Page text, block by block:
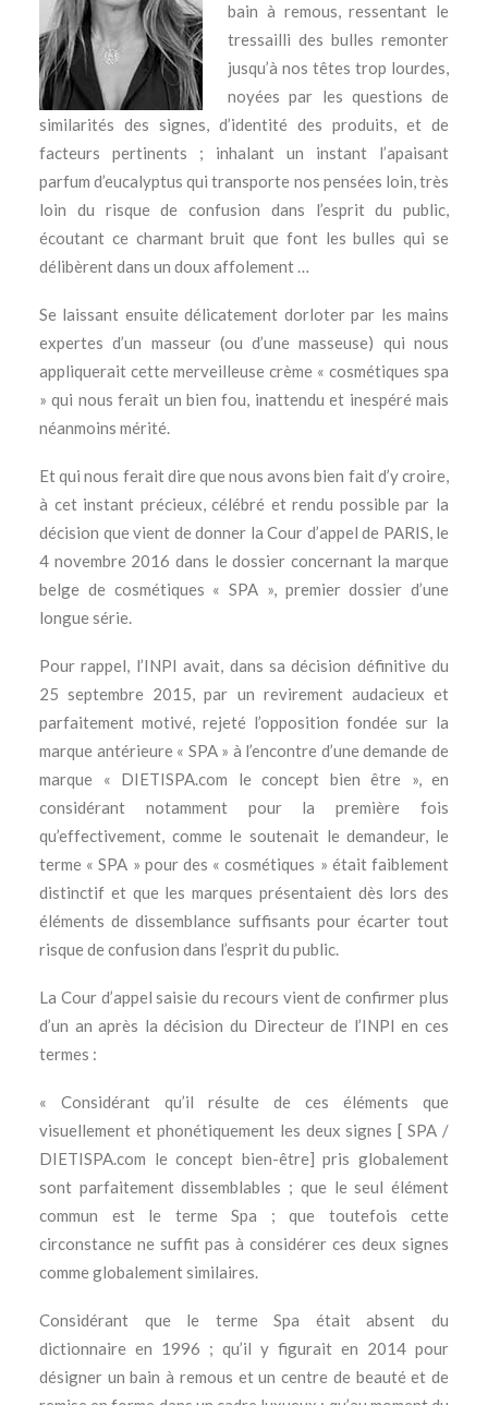
bain à remous, ressentant le
tressailli des bulles remonter
jusqu’à nos têtes trop lourdes,
noyées par les questions de
similarités des signes, d’identité des produits, et de
facteurs pertinents ; inhalant un instant l’apaisant
parfum d’eucalyptus qui transporte nos pensées loin, très
loin du risque de confusion dans l’esprit du public,
écoutant ce charmant bruit que font les bulles qui se
délibèrent dans un doux affolement …
Se laissant ensuite délicatement dorloter par les mains
expertes d’un masseur (ou d’une masseuse) qui nous
appliquerait cette merveilleuse crème « cosmétiques spa
» qui nous ferait un bien fou, inattendu et inespéré mais
néanmoins mérité.
Et qui nous ferait dire que nous avons bien fait d’y croire,
à cet instant précieux, célébré et rendu possible par la
décision que vient de donner la Cour d’appel de PARIS, le
4 novembre 2016 dans le dossier concernant la marque
belge de cosmétiques « SPA », premier dossier d’une
longue série.
Pour rappel, l’INPI avait, dans sa décision définitive du
25 septembre 2015, par un revirement audacieux et
parfaitement motivé, rejeté l’opposition fondée sur la
marque antérieure « SPA » à l’encontre d’une demande de
marque « DIETISPA.com le concept bien être », en
considérant notamment pour la première fois
qu’effectivement, comme le soutenait le demandeur, le
terme « SPA » pour des « cosmétiques » était faiblement
distinctif et que les marques présentaient dès lors des
éléments de dissemblance suffisants pour écarter tout
risque de confusion dans l’esprit du public.
La Cour d’appel saisie du recours vient de confirmer plus
d’un an après la décision du Directeur de l’INPI en ces
termes :
« Considérant qu’il résulte de ces éléments que
visuellement et phonétiquement les deux signes [ SPA /
DIETISPA.com le concept bien-être] pris globalement
sont parfaitement dissemblables ; que le seul élément
commun est le terme Spa ; que toutefois cette
circonstance ne suffit pas à considérer ces deux signes
comme globalement similaires.
Considérant que le terme Spa était absent du
dictionnaire en 1996 ; qu’il y figurait en 2014 pour
désigner un bain à remous et un centre de beauté et de